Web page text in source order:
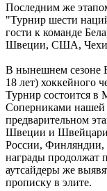
Последним же
"Турнир шести
гости к команде
Швеции, США,
В нынешнем сезоне
18 лет) хоккейного
Турнир состоится в
Соперниками
предварительном
Швеции и
России, Финляндии,
награды продолжат
аутсайдеры же
прописку в элите.